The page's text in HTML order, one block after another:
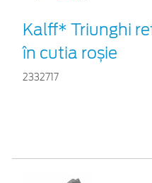
Kalff* Triunghi
în cutia roșie
2332717